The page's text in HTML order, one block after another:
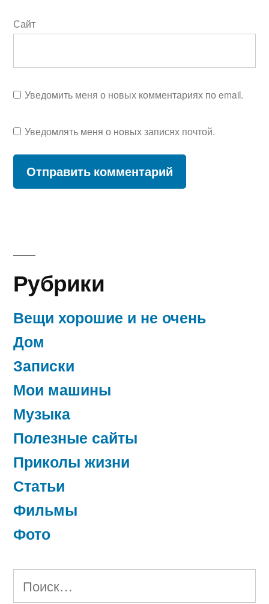
Сайт
Уведомить меня о новых комментариях по email.
Уведомлять меня о новых записях почтой.
Рубрики
Вещи хорошие и не очень
Дом
Записки
Мои машины
Музыка
Полезные сайты
Приколы жизни
Статьи
Фильмы
Фото
Найти: